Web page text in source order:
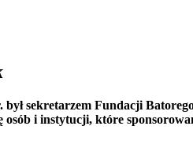
sekretarzem Fundacji
i instytucji, które